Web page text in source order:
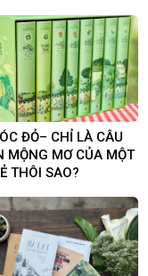
ĐỎ– CHỈ LÀ CÂU
MỘNG MƠ CỦA MỘT
THÔI SAO?